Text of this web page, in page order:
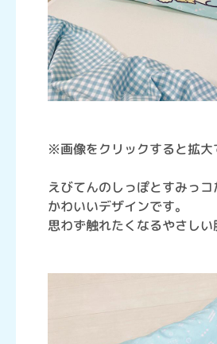
※画像をクリックすると拡大
えびてんのしっぽとすみっ
かわいいデザインです。
思わず触れたくなるやさしい